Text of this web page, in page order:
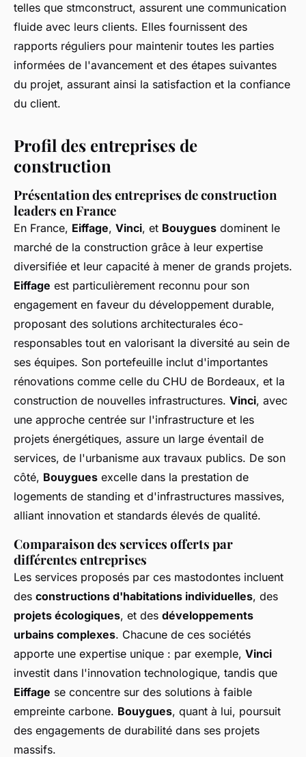
telles que stmconstruct, assurent une communication
fluide avec leurs clients. Elles fournissent des
rapports réguliers pour maintenir toutes les parties
informées de l'avancement et des étapes suivantes
du projet, assurant ainsi la satisfaction et la confiance
du client.
Profil des entreprises de
construction
Présentation des entreprises de construction
leaders en France
En France, Eiffage, Vinci, et Bouygues dominent le
marché de la construction grâce à leur expertise
diversifiée et leur capacité à mener de grands projets.
Eiffage est particulièrement reconnu pour son
engagement en faveur du développement durable,
proposant des solutions architecturales éco-
responsables tout en valorisant la diversité au sein de
ses équipes. Son portefeuille inclut d'importantes
rénovations comme celle du CHU de Bordeaux, et la
construction de nouvelles infrastructures. Vinci, avec
une approche centrée sur l'infrastructure et les
projets énergétiques, assure un large éventail de
services, de l'urbanisme aux travaux publics. De son
côté, Bouygues excelle dans la prestation de
logements de standing et d'infrastructures massives,
alliant innovation et standards élevés de qualité.
Comparaison des services offerts par
différentes entreprises
Les services proposés par ces mastodontes incluent
des constructions d'habitations individuelles, des
projets écologiques, et des développements
urbains complexes. Chacune de ces sociétés
apporte une expertise unique : par exemple, Vinci
investit dans l'innovation technologique, tandis que
Eiffage se concentre sur des solutions à faible
empreinte carbone. Bouygues, quant à lui, poursuit
des engagements de durabilité dans ses projets
massifs.